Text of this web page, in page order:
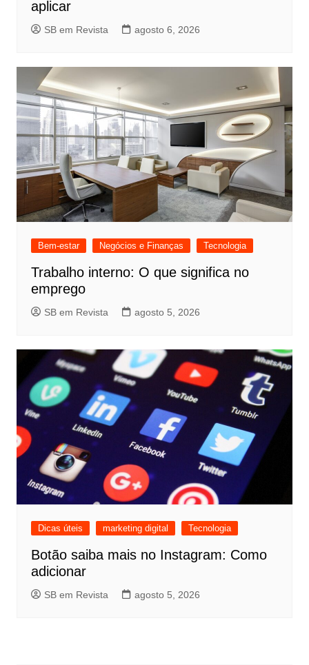
aplicar
SB em Revista agosto 6, 2026
Bem-estar Negócios e Finanças Tecnologia
Trabalho interno: O que significa no
emprego
SB em Revista agosto 5, 2026
Dicas úteis marketing digital Tecnologia
Botão saiba mais no Instagram: Como
adicionar
SB em Revista agosto 5, 2026